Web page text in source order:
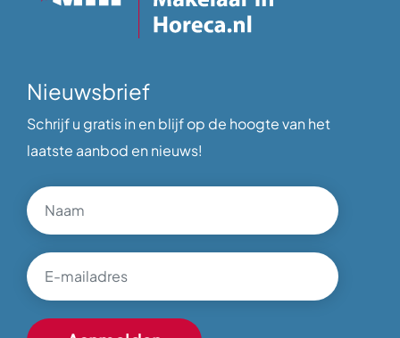
Nieuwsbrief
Schrijf u gratis in en blijf op de hoogte van het
laatste aanbod en nieuws!